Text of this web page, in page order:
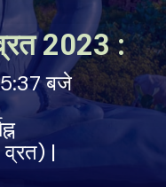
बजे
|
2023 :